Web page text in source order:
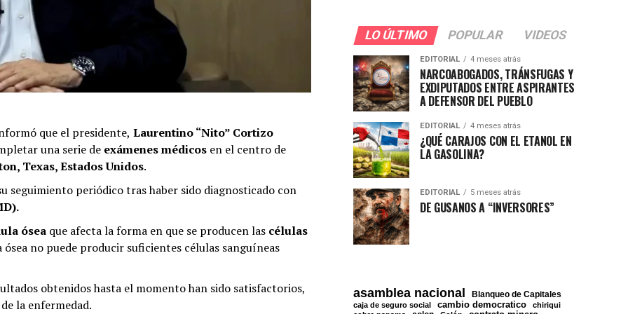
que el presidente, Laurentino “Nito” Cortizo
una serie de exámenes médicos en el centro de
Texas, Estados Unidos.
seguimiento periódico tras haber sido diagnosticado con
ósea que afecta la forma en que se producen las células
no puede producir suficientes células sanguíneas
obtenidos hasta el momento han sido satisfactorios,
la enfermedad.
LO ÚLTIMO POPULAR VIDEOS
EDITORIAL 4 meses atrás
NARCOABOGADOS, TRÁNSFUGAS Y
EXDIPUTADOS ENTRE ASPIRANTES
A DEFENSOR DEL PUEBLO
EDITORIAL 4 meses atrás
¿QUÉ CARAJOS CON EL ETANOL EN
LA GASOLINA?
EDITORIAL 5 meses atrás
DE GUSANOS A “INVERSORES”
asamblea nacional Blanqueo de Capitales
caja de seguro social cambio democratico
chiriqui